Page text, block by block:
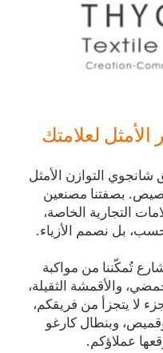
الأمثل لعلامتك
شانجوي التوازن الأمثل
بصفتنا مصنعين
التجارية الخاصة،
بل نصمم الأزياء.
تُمكّننا من مواكبة
والأقمشة الثقيلة،
لا يتجزأ من فريقكم،
وبنطال كارغو
عملاؤكم.